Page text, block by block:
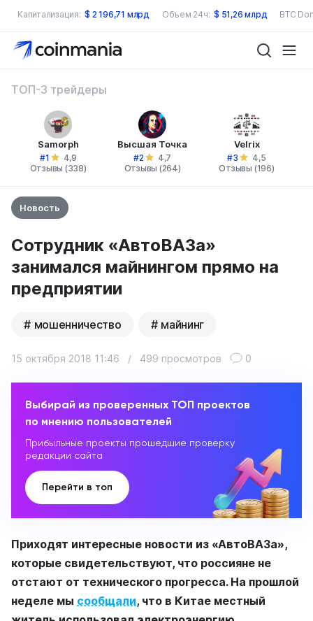
Капитализация: $ 2 196,71 млрд Объем 24ч: $ 51,26 млрд BTC
ТОП-3 трейдеры
Samorph
#1
4,9
Отзывы (338)
Высшая Точка
#2
4,7
Отзывы (264)
Velrix
#3
4,5
Отзывы (196)
Новость
Сотрудник «АвтоВАЗа»
занимался майнингом прямо на
предприятии
мошенничество майнинг
15 октября 2018 11:46 / 499 просмотров 0
Выбирай из проверенных ТОП проектов
по мнению пользователей
Прибыльные проекты прошедшие проверку
редакции сайта
Перейти в топ
Приходят интересные новости из «АвтоВАЗа»,
которые свидетельствуют, что россияне не
отстают от технического прогресса. На прошлой
неделе мы сообщали, что в Китае местный